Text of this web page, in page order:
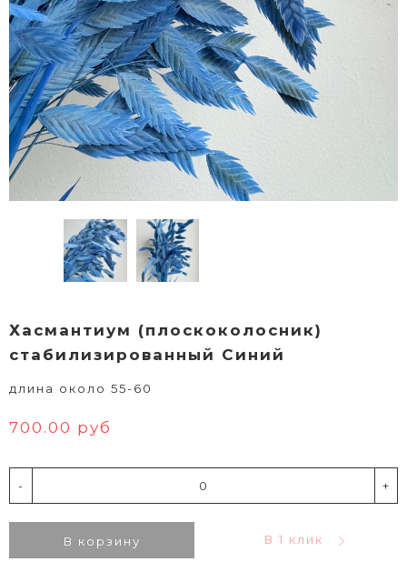
Хасмантиум (плоскоколосник)
стабилизированный Синий
длина около 55-60
700.00 руб
- +
В корзину В 1 клик